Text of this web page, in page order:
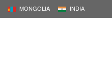
MONGOLIA INDIA